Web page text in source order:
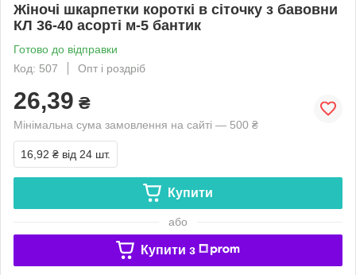
Жіночі шкарпетки короткі в сіточку з бавовни
КЛ 36-40 асорті м-5 бантик
Готово до відправки
Код: 507
Опт і роздріб
26,39 ₴
Мінімальна сума замовлення на сайті — 500 ₴
16,92 ₴ від 24 шт.
Купити
або
Купити з